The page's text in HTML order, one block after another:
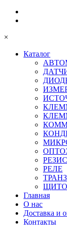
×
Каталог
РЕЛЕ
Главная
О нас
Доставка и
Контакты